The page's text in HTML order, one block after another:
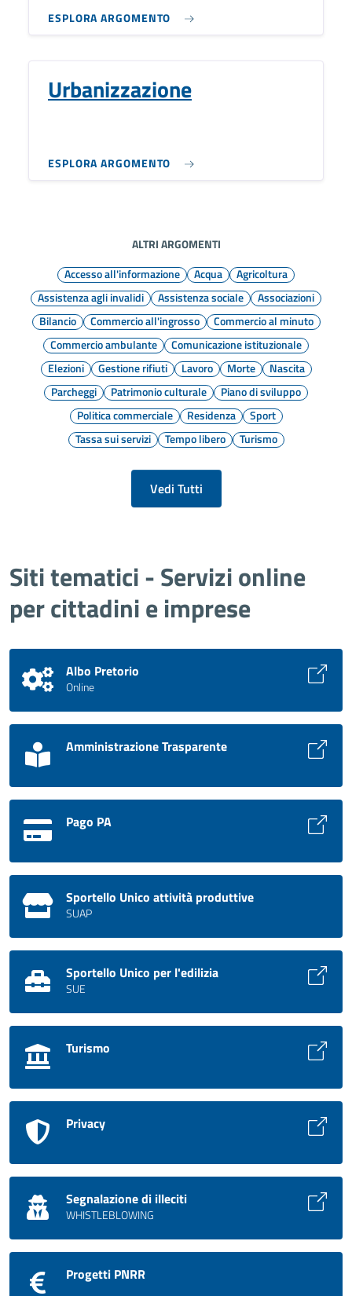
ESPLORA ARGOMENTO
Urbanizzazione
ESPLORA ARGOMENTO
ALTRI ARGOMENTI
Accesso all'informazione
Acqua
Agricoltura
Assistenza agli invalidi
Assistenza sociale
Associazioni
Bilancio
Commercio all'ingrosso
Commercio al minuto
Commercio ambulante
Comunicazione istituzionale
Elezioni
Gestione rifiuti Lavoro Morte
Nascita
Parcheggi
Patrimonio culturale
Piano di sviluppo
Politica commerciale
Residenza
Sport
Tassa sui servizi
Tempo libero Turismo
Vedi Tutti
Siti tematici - Servizi online
per cittadini e imprese
Albo Pretorio
Online
Amministrazione Trasparente
Pago PA
Sportello Unico attività produttive
SUAP
Sportello Unico per l'edilizia
SUE
Turismo
Privacy
Segnalazione di illeciti
WHISTLEBLOWING
Progetti PNRR